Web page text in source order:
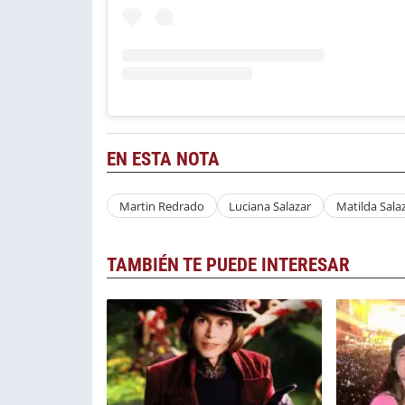
EN ESTA NOTA
Martin Redrado Luciana Salazar Matilda
TAMBIÉN TE PUEDE INTERESAR